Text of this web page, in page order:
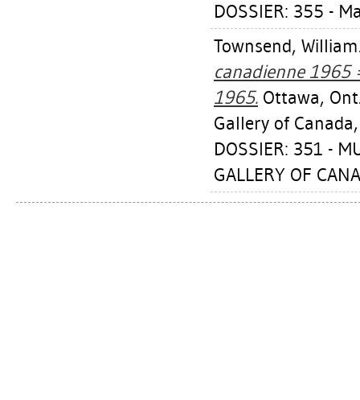
DOSSIER: 355 -
Townsend, William
canadienne 1965
1965. Ottawa,
Gallery of
DOSSIER: 351 -
GALLERY OF